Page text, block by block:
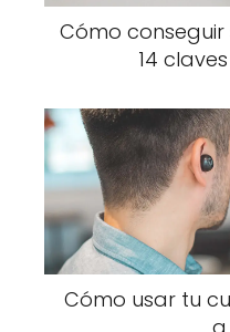
Cómo conseguir
14
Cómo usar tu